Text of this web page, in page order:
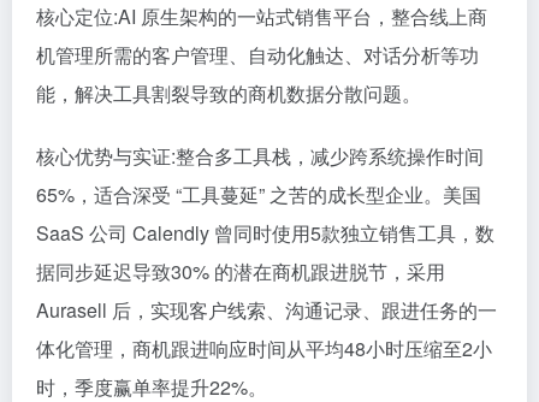
核心定位:AI 原生架构的一站式销售平台，整合线上商
机管理所需的客户管理、自动化触达、对话分析等功
能，解决工具割裂导致的商机数据分散问题。
核心优势与实证:整合多工具栈，减少跨系统操作时间
65%，适合深受 “工具蔓延” 之苦的成长型企业。美国
SaaS 公司 Calendly 曾同时使用5款独立销售工具，数
据同步延迟导致30% 的潜在商机跟进脱节，采用
Aurasell 后，实现客户线索、沟通记录、跟进任务的一
体化管理，商机跟进响应时间从平均48小时压缩至2小
时，季度赢单率提升22%。